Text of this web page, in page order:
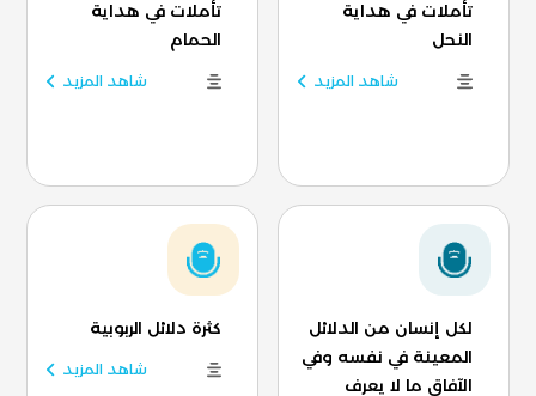
تأملات في هداية
النحل
شاهد المزيد
تأملات في هداية
الحمام
شاهد المزيد
لكل إنسان من الدلائل
المعينة في نفسه وفي
الآفاق ما لا يعرف
كثرة دلائل الربوبية
شاهد المزيد